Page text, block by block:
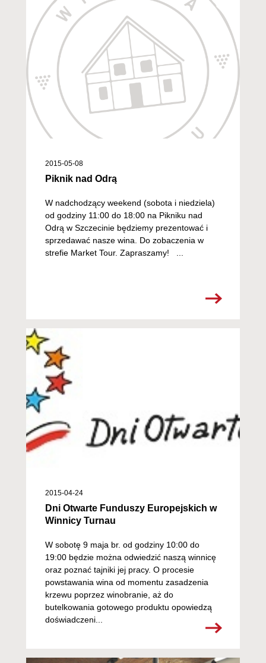
2015-05-08
Piknik nad Odrą
W nadchodzący weekend (sobota i niedziela)
od godziny 11:00 do 18:00 na Pikniku nad
Odrą w Szczecinie będziemy prezentować i
sprzedawać nasze wina. Do zobaczenia w
strefie Market Tour. Zapraszamy! ...
2015-04-24
Dni Otwarte Funduszy Europejskich w
Winnicy Turnau
W sobotę 9 maja br. od godziny 10:00 do
19:00 będzie można odwiedzić naszą winnicę
oraz poznać tajniki jej pracy. O procesie
powstawania wina od momentu zasadzenia
krzewu poprzez winobranie, aż do
butelkowania gotowego produktu opowiedzą
doświadczeni...